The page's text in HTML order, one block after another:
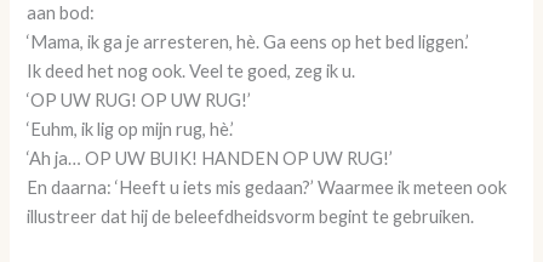
aan bod:
‘Mama, ik ga je arresteren, hè. Ga eens op het bed liggen.’
Ik deed het nog ook. Veel te goed, zeg ik u.
‘OP UW RUG! OP UW RUG!’
‘Euhm, ik lig op mijn rug, hè.’
‘Ah ja… OP UW BUIK! HANDEN OP UW RUG!’
En daarna: ‘Heeft u iets mis gedaan?’ Waarmee ik meteen ook
illustreer dat hij de beleefdheidsvorm begint te gebruiken.